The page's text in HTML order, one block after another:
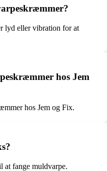
lyd eller vibration for at
hos Jem
hos Jem og Fix.
at fange muldvarpe.